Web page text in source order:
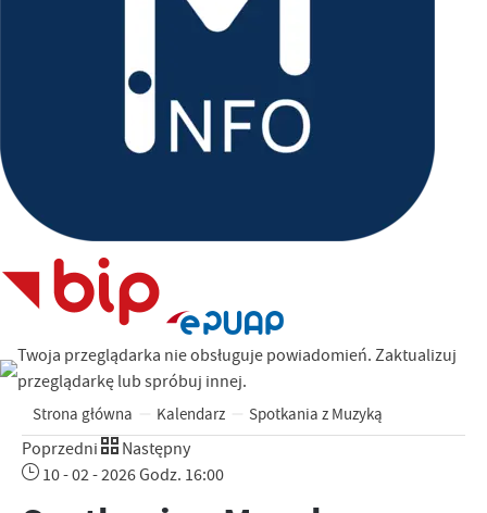
Twoja przeglądarka nie obsługuje powiadomień. Zaktualizuj
przeglądarkę lub spróbuj innej.
Strona główna
Kalendarz
Spotkania z Muzyką
Poprzedni
Następny
10 - 02 - 2026 Godz. 16:00